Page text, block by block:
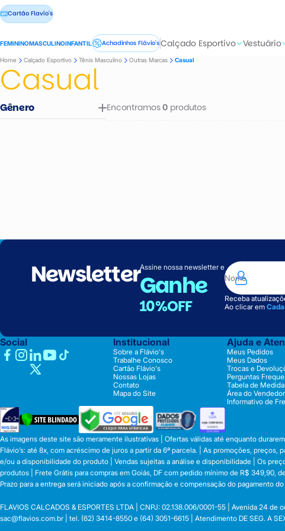
Cartão Flavio's
FEMININOMASCULINOINFANTIL Achadinhos Flávio'sCalçado Esportivo Vestuário
Home Calçado Esportivo Tênis Masculino Outras Marcas Casual
Casual
Gênero Encontramos 0 produtos
NewsletterAssine nossa newsletter e
Ganhe
10%OFF
Receba
Ao clicar em
Social Institucional
Sobre a Flávio's
Trabalhe Conosco
Cartão Flávio's
Nossas Lojas
Contato
Mapa do Site
Ajuda e
Meus Pedidos
Meus Dados
Trocas e
Perguntas
Tabela de
Área do Vendedor
Informativo de
As imagens deste site são meramente ilustrativas | Ofertas válidas até enquanto
Flávio’s: até 8x, com acréscimo de juros a partir da 6ª parcela. | As promoções,
e/ou a disponibilidade do produto | Vendas sujeitas a análise e disponibilidade | Os
produtos | Frete Grátis para compras em Goiás, DF com pedido mínimo de R$ 349,90,
Prazo para a entrega será iniciado após a confirmação e compensação do pagamento
FLAVIOS CALCADOS & ESPORTES LTDA | CNPJ: 02.138.006/0001-55 | Avenida 24
sac@flavios.com.br | tel. (62) 3414-8550 e (64) 3051-6615 | Atendimento DE SEG. A